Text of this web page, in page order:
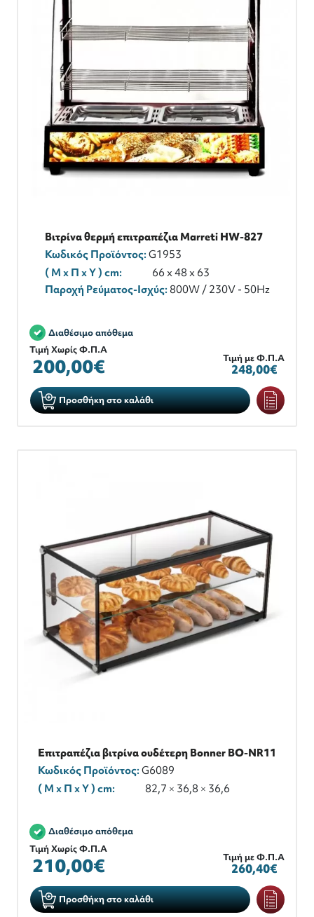
Βιτρίνα θερμή επιτραπέζια Marreti HW-827
Κωδικός Προϊόντος:G1953
( M x Π x Y ) cm:
66 x 48 x 63
Παροχή Ρεύματος-Ισχύς: 800W / 230V - 50Hz
Διαθέσιμο απόθεμα
Τιμή Χωρίς Φ.Π.Α
200,00€ Τιμή με Φ.Π.Α
248,00€
Προσθήκη στο καλάθι
Επιτραπέζια βιτρίνα ουδέτερη Bonner BO-NR11
Κωδικός Προϊόντος:G6089
( M x Π x Y ) cm:
82,7 × 36,8 × 36,6
Διαθέσιμο απόθεμα
Τιμή Χωρίς Φ.Π.Α
210,00€ Τιμή με Φ.Π.Α
260,40€
Προσθήκη στο καλάθι